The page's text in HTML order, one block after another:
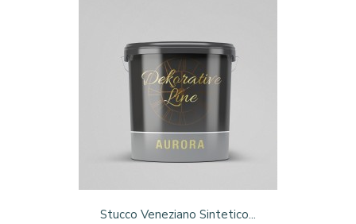
Stucco Veneziano Sintetico...